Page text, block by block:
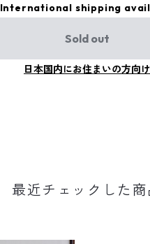
International shipping
Sold out
日本国内にお住まいの方向け
最近チェックした商